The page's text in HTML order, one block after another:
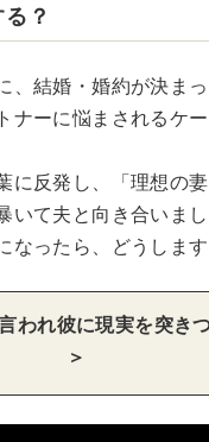
？
、結婚・婚約が決ま
ナーに悩まされるケ
に反発し、「理想の
いて夫と向き合いま
なったら、どうしま
われ彼に現実を突き
＞